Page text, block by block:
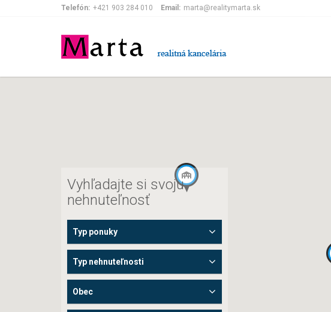
Telefón: +421 903 284 010 Email: marta@realitymarta.sk
Vyhľadajte si svoju
nehnuteľnosť
Typ ponuky
Typ nehnuteľnosti
Obec